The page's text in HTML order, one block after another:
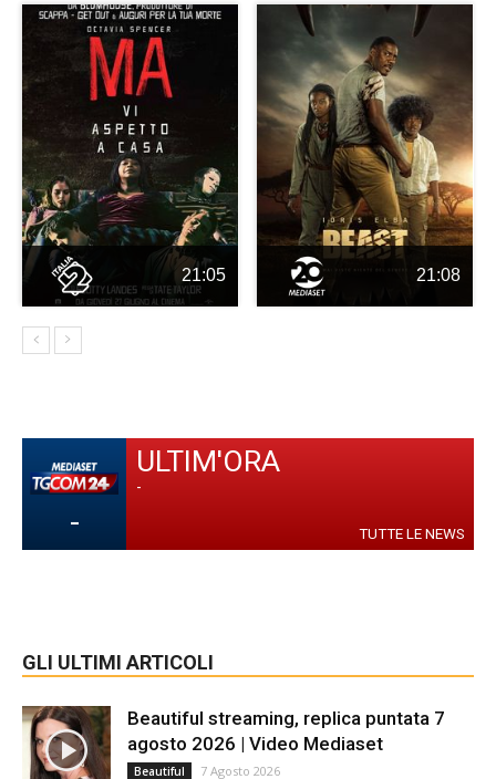
21:05 21:08
-
ULTIM'ORA
-
TUTTE LE NEWS
GLI ULTIMI ARTICOLI
Beautiful streaming, replica puntata 7
agosto 2026 | Video Mediaset
Beautiful 7 Agosto 2026